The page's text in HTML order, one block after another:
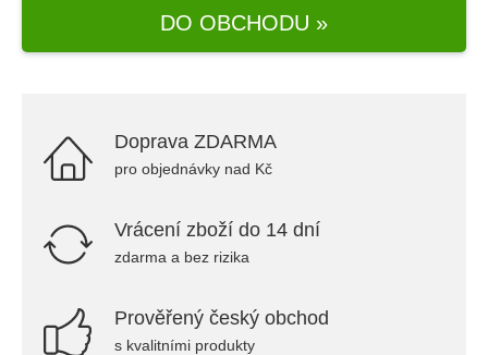
DO OBCHODU »
Doprava ZDARMA
pro objednávky nad Kč
Vrácení zboží do 14 dní
zdarma a bez rizika
Prověřený český obchod
s kvalitními produkty